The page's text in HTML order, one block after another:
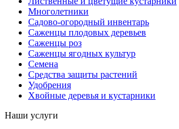
Многолетники
Садово-огородный инвентарь
Саженцы плодовых деревьев
Саженцы роз
Саженцы ягодных культур
Семена
Средства защиты растений
Удобрения
Хвойные деревья и кустарники
Наши услуги